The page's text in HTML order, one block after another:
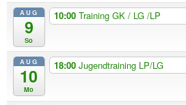
AUG
9
So
10:00 Training GK / LG /LP
AUG
10
Mo
18:00 Jugendtraining LP/LG